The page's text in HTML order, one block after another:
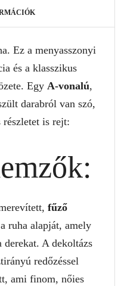
Ez a menyasszonyi
és a klasszikus
Egy A-vonalú,
darabról van szó,
is rejt:
fűző
ruha alapját, amely
derekat. A dekoltázs
redőzéssel
ami finom, nőies